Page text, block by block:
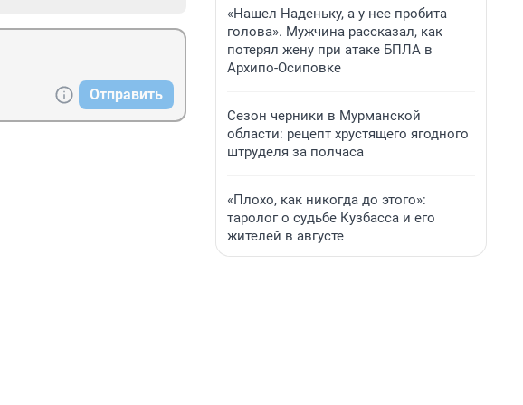
Отправить
«Нашел Наденьку, а у нее пробита
голова». Мужчина рассказал, как
потерял жену при атаке БПЛА в
Архипо-Осиповке
Сезон черники в Мурманской
области: рецепт хрустящего ягодного
штруделя за полчаса
«Плохо, как никогда до этого»:
таролог о судьбе Кузбасса и его
жителей в августе